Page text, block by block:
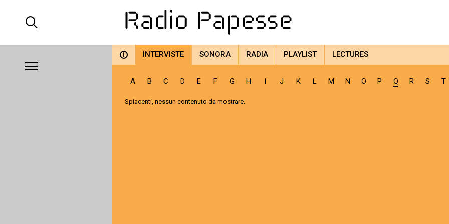
i INTERVISTE SONORA RADIA PLAYLIST LECTURES
A B C D E F G H I J K L M N O P Q R S T
Spiacenti, nessun contenuto da mostrare.